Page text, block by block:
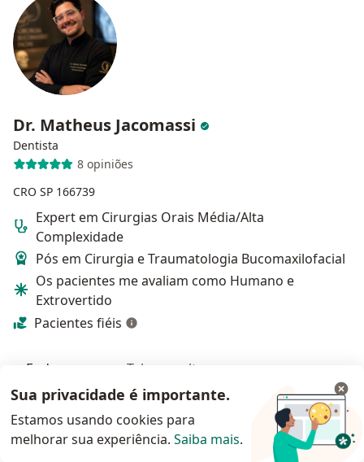
Dr. Matheus Jacomassi
Dentista
8 opiniões
CRO SP 166739
Expert em Cirurgias Orais Média/Alta
Complexidade
Pós em Cirurgia e Traumatologia Bucomaxilofacial
Os pacientes me avaliam como Humano e
Extrovertido
Pacientes fiéis
Endereço Teleconsulta
Rua Barão de Jaguara, 655 - Sala 111, Campinas •Mapa
Consultório - Dr. Matheus Jacomassi
Sua privacidade é importante.
Estamos usando cookies para
melhorar sua experiência. Saiba mais.